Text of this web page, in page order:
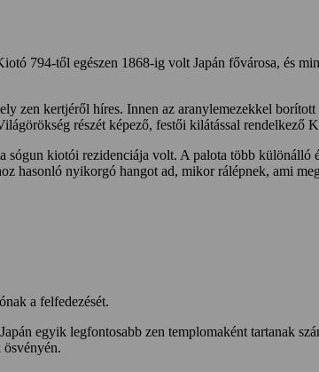
794-től egészen 1868-ig volt Japán fővárosa, és
zen kertjéről híres. Innen az aranylemezekkel
részét képező, festői kilátással rendelkező
kiotói rezidenciája volt. A palota több
hasonló nyikorgó hangot ad, mikor rálépnek, ami
a felfedezését.
egyik legfontosabb zen templomaként tartanak